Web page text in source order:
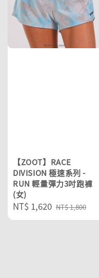
【ZOOT】RACE
DIVISION 極速系列 -
RUN 輕量彈力3吋跑褲
(女)
Sale
price
NT$ 1,620 Regular
price
NT$ 1,800